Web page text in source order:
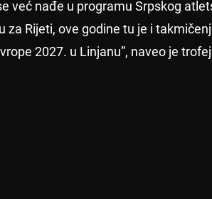
već nađe u programu Srpskog
Rijeti, ove godine tu je i
2027. u Linjanu”, naveo je